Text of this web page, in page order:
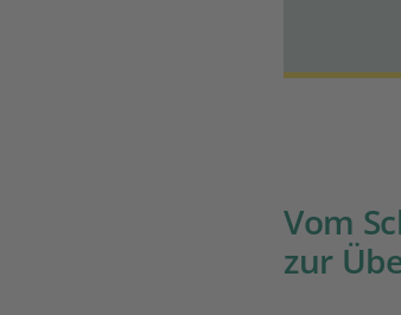
Vom
zur